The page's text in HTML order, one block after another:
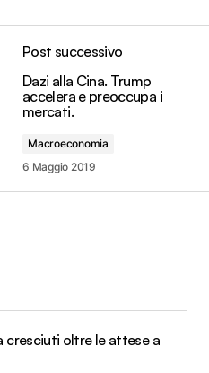
Post successivo
Dazi alla Cina. Trump
accelera e preoccupa i
mercati.
Macroeconomia
6 Maggio 2019
cresciuti oltre le attese a